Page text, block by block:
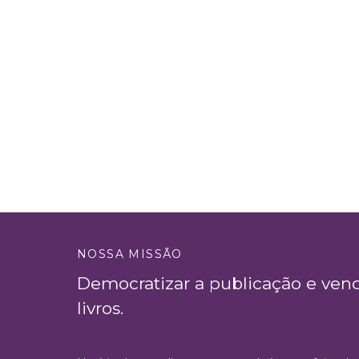
NOSSA MISSÃO
Democratizar a publicação e
livros.